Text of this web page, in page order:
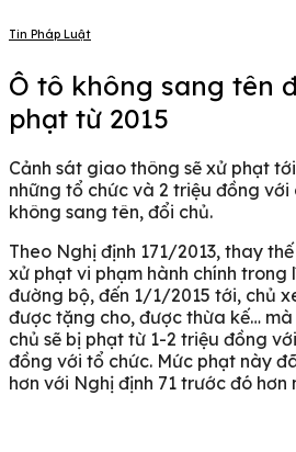
Tin Pháp Luật
Ô tô không sang tên
phạt từ 2015
Cảnh sát giao thông sẽ xử phạt
những tổ chức và 2 triệu đồng
không sang tên, đổi chủ.
Theo Nghị định 171/2013, thay
xử phạt vi phạm hành chính trong
đường bộ, đến 1/1/2015 tới, chủ
được tặng cho, được thừa kế…
chủ sẽ bị phạt từ 1-2 triệu đồng
đồng với tổ chức. Mức phạt này
hơn với Nghị định 71 trước đó hơn